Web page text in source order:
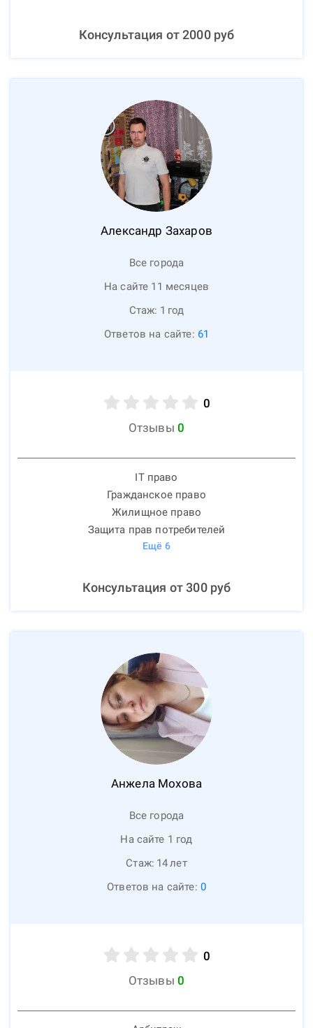
Консультация от2000руб
Александр Захаров
Все города
На сайте 11 месяцев
Стаж: 1 год
Ответов на сайте: 61
0
Отзывы 0
IT право
Гражданское право
Жилищное право
Защита прав потребителей
Ещё 6
Консультация от300руб
Анжела Мохова
Все города
На сайте 1 год
Стаж: 14лет
Ответов на сайте: 0
0
Отзывы 0